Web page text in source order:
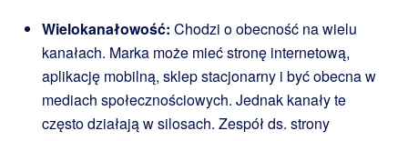
Wielokanałowość: Chodzi o obecność na wielu
kanałach. Marka może mieć stronę internetową,
aplikację mobilną, sklep stacjonarny i być obecna w
mediach społecznościowych. Jednak kanały te
często działają w silosach. Zespół ds. strony